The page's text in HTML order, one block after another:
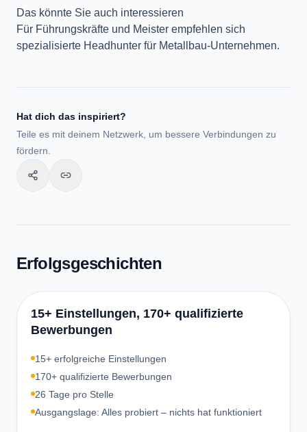
Das könnte Sie auch interessieren
Für Führungskräfte und Meister empfehlen sich
spezialisierte Headhunter für Metallbau-Unternehmen.
Hat dich das inspiriert?
Teile es mit deinem Netzwerk, um bessere Verbindungen zu
fördern.
Erfolgsgeschichten
15+ Einstellungen, 170+ qualifizierte
Bewerbungen
15+ erfolgreiche Einstellungen
170+ qualifizierte Bewerbungen
26 Tage pro Stelle
Ausgangslage: Alles probiert – nichts hat funktioniert